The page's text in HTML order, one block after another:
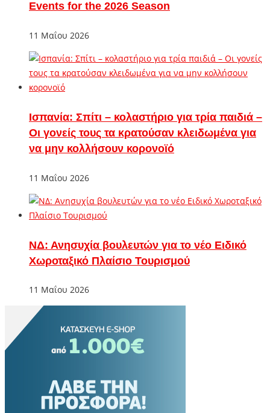
Events for the 2026 Season
11 Μαΐου 2026
Ισπανία: Σπίτι – κολαστήριο για τρία παιδιά –
Οι γονείς τους τα κρατούσαν κλειδωμένα για
να μην κολλήσουν κορονοϊό
11 Μαΐου 2026
ΝΔ: Ανησυχία βουλευτών για το νέο Ειδικό
Χωροταξικό Πλαίσιο Τουρισμού
11 Μαΐου 2026